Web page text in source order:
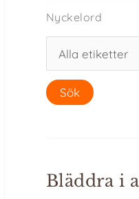
Nyckelord
Bläddra i